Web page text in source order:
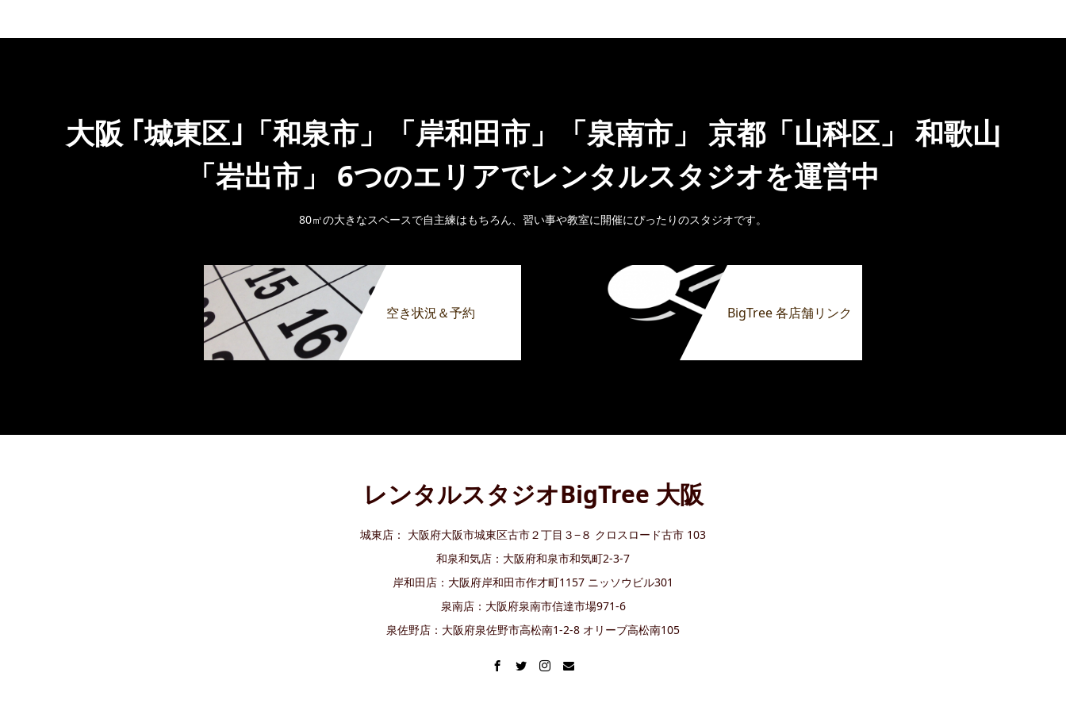
大阪 ｢城東区｣「和泉市」「岸和田市」「泉南市」 京都「山科区」 和歌山
「岩出市」 6つのエリアでレンタルスタジオを運営中
80㎡の大きなスペースで自主練はもちろん、習い事や教室に開催にぴったりのスタジオです。
空き状況＆予約 BigTree 各店舗リンク
レンタルスタジオBigTree 大阪
城東店： 大阪府大阪市城東区古市２丁目３−８ クロスロード古市 103
和泉和気店：大阪府和泉市和気町2-3-7
岸和田店：大阪府岸和田市作才町1157 ニッソウビル301
泉南店：大阪府泉南市信達市場971-6
泉佐野店：大阪府泉佐野市高松南1-2-8 オリーブ高松南105